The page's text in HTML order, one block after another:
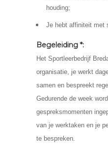
houding;
Je hebt affiniteit met
Begeleiding *:
Het Sportleerbedrijf
organisatie, je werkt
samen en bespreekt
Gedurende de week
gespreksmomenten
van je werktaken en je
te bespreken.